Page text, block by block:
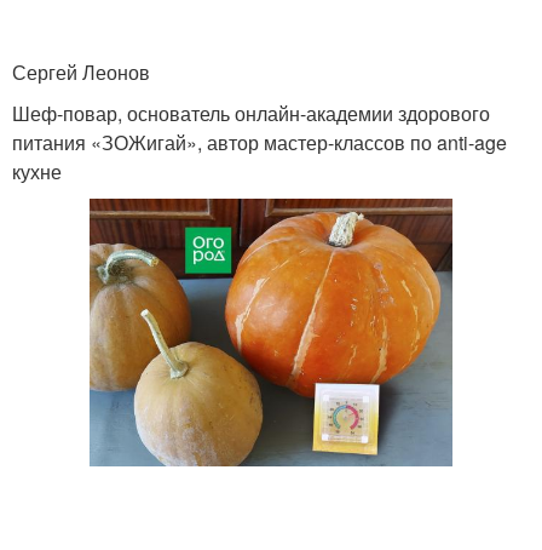
Сергей Леонов
Шеф-повар, основатель онлайн-академии здорового
питания «ЗОЖигай», автор мастер-классов по anti-age
кухне